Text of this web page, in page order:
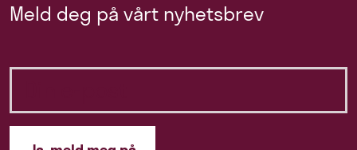
Meld deg på vårt nyhetsbrev